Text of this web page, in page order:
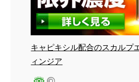
キャピキシル配合のスカル
ィンジア